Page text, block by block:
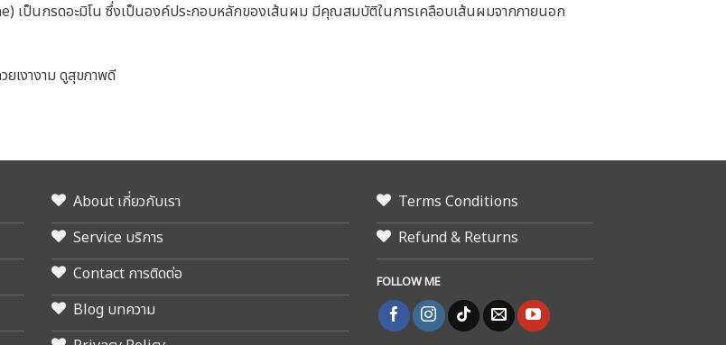
เป็นกรดอะมิโน ซึ่งเป็นองค์ประกอบหลักของเส้นผม มีคุณสมบัติในการเคลือบเส้นผมจากภายนอก
เงางาม ดูสุขภาพดี
About เกี่ยวกับเรา
Service บริการ
Contact การติดต่อ
Blog บทความ
Terms Conditions
Refund & Returns
FOLLOW ME